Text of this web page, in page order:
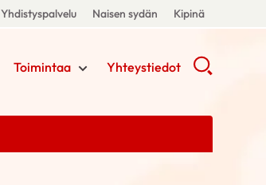
Yhdistyspalvelu Naisen sydän Kipinä
Toimintaa Yhteystiedot